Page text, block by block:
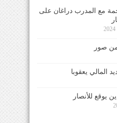
مع المدرب دراغان على
صور
المالي يعقوبا
يوقع للأنصار